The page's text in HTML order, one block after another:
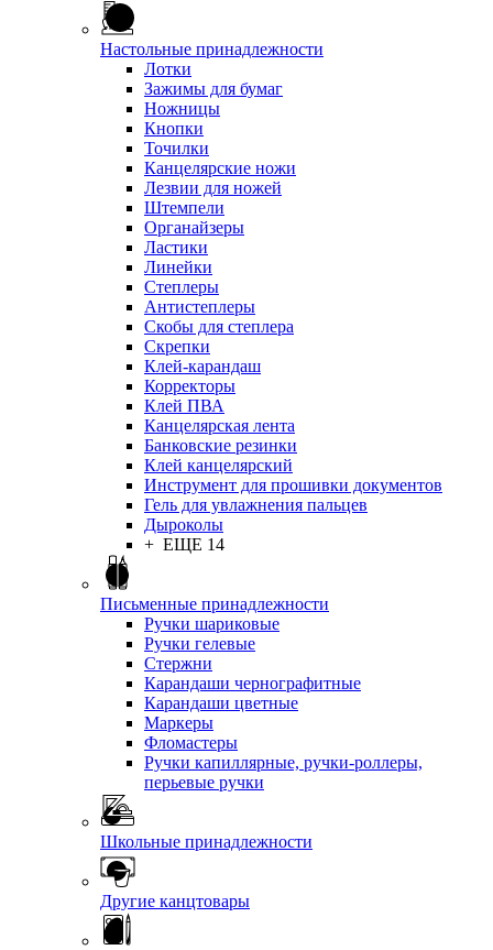
Настольные принадлежности
Лотки
Зажимы для бумаг
Ножницы
Кнопки
Точилки
Канцелярские ножи
Лезвии для ножей
Штемпели
Органайзеры
Ластики
Линейки
Степлеры
Антистеплеры
Скобы для степлера
Скрепки
Клей-карандаш
Корректоры
Клей ПВА
Канцелярская лента
Банковские резинки
Клей канцелярский
Инструмент для прошивки документов
Гель для увлажнения пальцев
Дыроколы
+ ЕЩЕ 14
Письменные принадлежности
Ручки шариковые
Ручки гелевые
Стержни
Карандаши чернографитные
Карандаши цветные
Маркеры
Фломастеры
Ручки капиллярные, ручки-роллеры,
перьевые ручки
Школьные принадлежности
Другие канцтовары